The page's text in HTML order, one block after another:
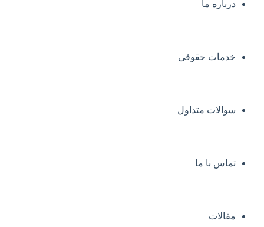
درباره ما
خدمات حقوقی
سوالات متداول
تماس با ما
مقالات